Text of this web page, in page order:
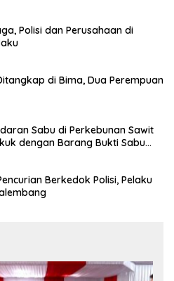
Polisi dan Perusahaan di
di Bima, Dua Perempuan
Sabu di Perkebunan Sawit
dengan Barang Bukti Sabu
Berkedok Polisi, Pelaku